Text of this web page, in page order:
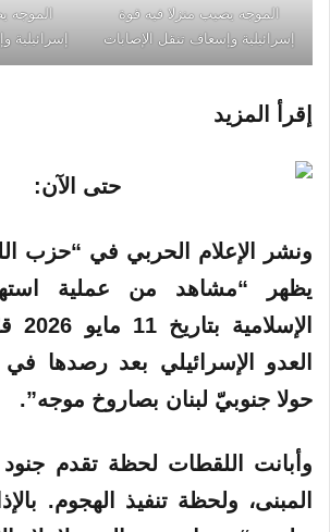
الموجه يصيب منزلا فيه قوة
إسرائيلية وإسعاف تنقل الإصابات
الموجه
إسرائيلية
إقرأ المزيد
ونشر الإعلام الحربي في “حزب
يظهر “مشاهد من عملية
العدو الإسرائيلي بعد رصدها
حولا جنوبيّ لبنان بصاروخ موجه”.
وأبانت اللقطات لحظة تقدم جنود
المبنى، ولحظة تنفيذ الهجوم.